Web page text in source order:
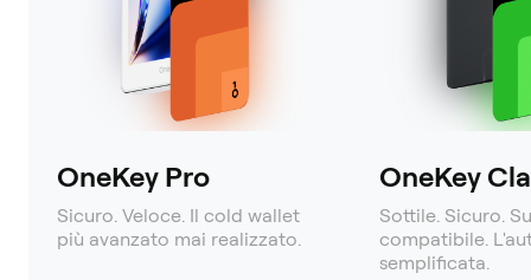
OneKey Pro
Sicuro. Veloce. Il cold wallet
più avanzato mai realizzato.
OneKey
Sottile. Sicuro.
compatibile.
semplificata.